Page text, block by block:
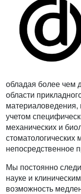
обладая более чем
области
материаловедения,
учетом
механических и
непосредственное
Мы постоянно
науке и
возможность